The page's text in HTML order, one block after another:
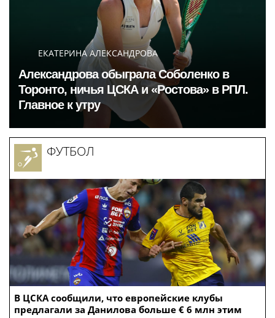
ЕКАТЕРИНА АЛЕКСАНДРОВА
Александрова обыграла Соболенко в
Торонто, ничья ЦСКА и «Ростова» в РПЛ.
Главное к утру
В ЦСКА сообщили, что европейские клубы
предлагали за Данилова больше € 6 млн этим
ФУТБОЛ